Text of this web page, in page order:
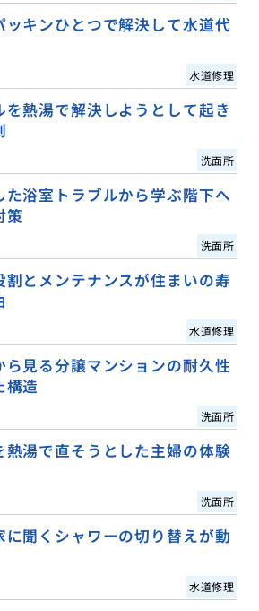
ッキンひとつで解決して水道代
水道修理
熱湯で解決しようとして起き
洗面所
浴室トラブルから学ぶ階下へ
策
洗面所
とメンテナンスが住まいの寿
水道修理
見る分譲マンションの耐久性
構造
洗面所
熱湯で直そうとした主婦の体験
洗面所
聞くシャワーの切り替えが動
水道修理